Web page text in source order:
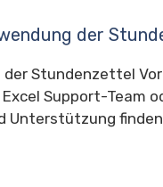
der
der Stundenzettel
Support-Team
Unterstützung